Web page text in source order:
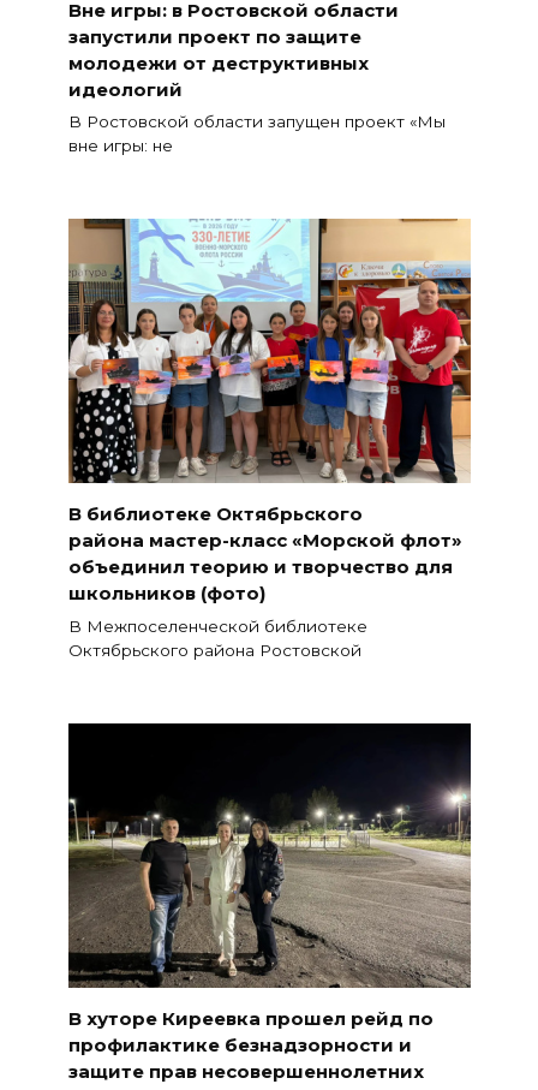
Вне игры: в Ростовской области
запустили проект по защите
молодежи от деструктивных
идеологий
В Ростовской области запущен проект «Мы
вне игры: не
В библиотеке Октябрьского
района мастер-класс «Морской флот»
объединил теорию и творчество для
школьников (фото)
В Межпоселенческой библиотеке
Октябрьского района Ростовской
В хуторе Киреевка прошел рейд по
профилактике безнадзорности и
защите прав несовершеннолетних